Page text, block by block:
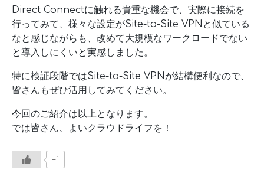
Direct Connectに触れる貴重な機会で、実際に接続を
行ってみて、様々な設定がSite-to-Site VPNと似ている
なと感じながらも、改めて大規模なワークロードでない
と導入しにくいと実感しました。
特に検証段階ではSite-to-Site VPNが結構便利なので、
皆さんもぜひ活用してみてください。
今回のご紹介は以上となります。
では皆さん、よいクラウドライフを！
+1